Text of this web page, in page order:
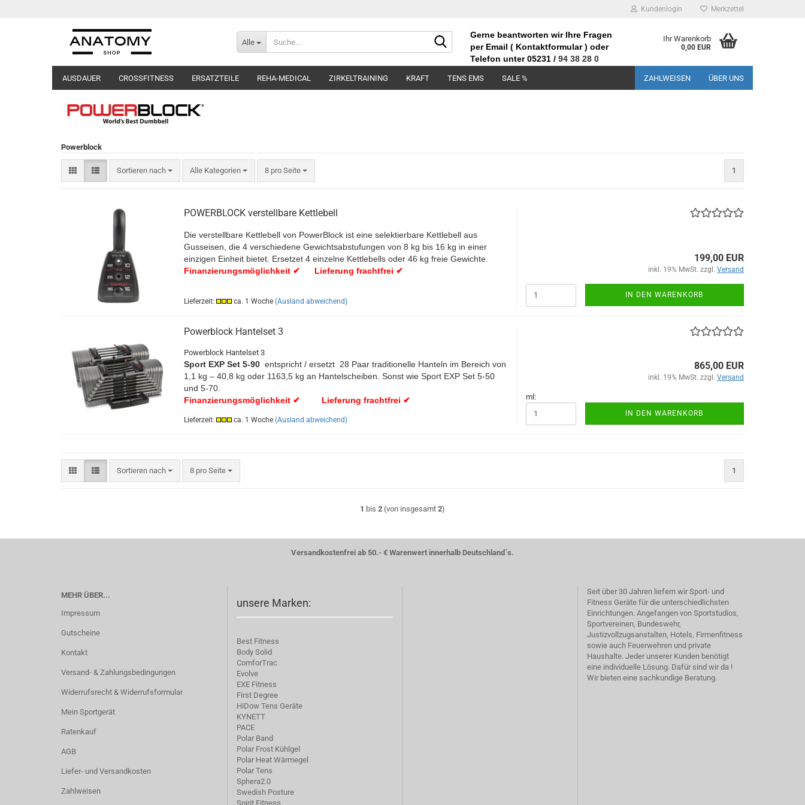
Kundenlogin Merkzettel
Alle
Suche...Gerne beantworten wir Ihre Fragen
per Email ( Kontaktformular) oder
Telefon unter05231 / 94 38 28 0
Ihr Warenkorb
0,00 EUR
AUSDAUER CROSSFITNESS ERSATZTEILE REHA-MEDICAL ZIRKELTRAINING KRAFT TENS EMS SALE % ZAHLWEISEN ÜBER UNS
Powerblock
Sortieren nach
Sortieren nach Alle Kategorien 8 pro Seite
pro Seite 1
POWERBLOCK verstellbare Kettlebell
Die verstellbare Kettlebell von PowerBlock ist eine selektierbare Kettlebell aus
Gusseisen, die 4 verschiedene Gewichtsabstufungen von 8 kg bis 16 kg in einer
einzigen Einheit bietet. Ersetzet 4 einzelne Kettlebells oder 46 kg freie Gewichte.
Finanzierungsmöglichkeit ✔ Lieferung frachtfrei ✔
Lieferzeit: ca. 1 Woche (Ausland abweichend)
199,00 EUR
inkl. 19% MwSt. zzgl. Versand
IN DEN WARENKORB
Powerblock Hantelset 3
Powerblock Hantelset 3
Sport EXP Set 5-90 entspricht / ersetzt 28 Paar traditionelle Hanteln im Bereich von
1,1 kg – 40,8 kg oder 1163,5 kg an Hantelscheiben. Sonst wie Sport EXP Set 5-50
und 5-70.
Finanzierungsmöglichkeit ✔ Lieferung frachtfrei ✔
Lieferzeit: ca. 1 Woche (Ausland abweichend)
865,00 EUR
inkl. 19% MwSt. zzgl. Versand
ml:
IN DEN WARENKORB
Sortieren nach
Sortieren nach 8 pro Seite
pro Seite 1
1 bis 2 (von insgesamt 2)
Versandkostenfrei ab 50.- € Warenwert innerhalb Deutschland´s.
MEHR ÜBER...
Impressum
Gutscheine
Kontakt
Versand- & Zahlungsbedingungen
Widerrufsrecht & Widerrufsformular
Mein Sportgerät
Ratenkauf
AGB
Liefer- und Versandkosten
Zahlweisen
unsere Marken:
Best Fitness
Body Solid
ComforTrac
Evolve
EXE Fitness
First Degree
HiDow Tens Geräte
KYNETT
PACE
Polar Band
Polar Frost Kühlgel
Polar Heat Wärmegel
Polar Tens
Sphera2.0
Swedish Posture
Spirit Fitness
Seit über 30 Jahren liefern wir Sport- und
Fitness Geräte für die unterschiedlichsten
Einrichtungen. Angefangen von Sportstudios,
Sportvereinen, Bundeswehr,
Justizvollzugsanstalten, Hotels, Firmenfitness
sowie auch Feuerwehren und private
Haushalte. Jeder unserer Kunden benötigt
eine individuelle Lösung. Dafür sind wir da !
Wir bieten eine sachkundige Beratung.